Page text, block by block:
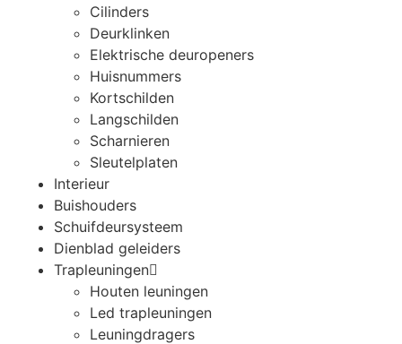
Cilinders
Deurklinken
Elektrische deuropeners
Huisnummers
Kortschilden
Langschilden
Scharnieren
Sleutelplaten
Interieur
Buishouders
Schuifdeursysteem
Dienblad geleiders
Trapleuningen
Houten leuningen
Led trapleuningen
Leuningdragers